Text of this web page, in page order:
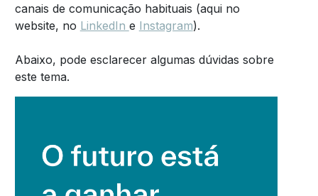
canais de comunicação habituais (aqui no
website, no LinkedIn e Instagram).
Abaixo, pode esclarecer algumas dúvidas sobre
este tema.